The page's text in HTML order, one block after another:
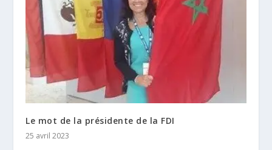
Le mot de la présidente de la FDI
25 avril 2023